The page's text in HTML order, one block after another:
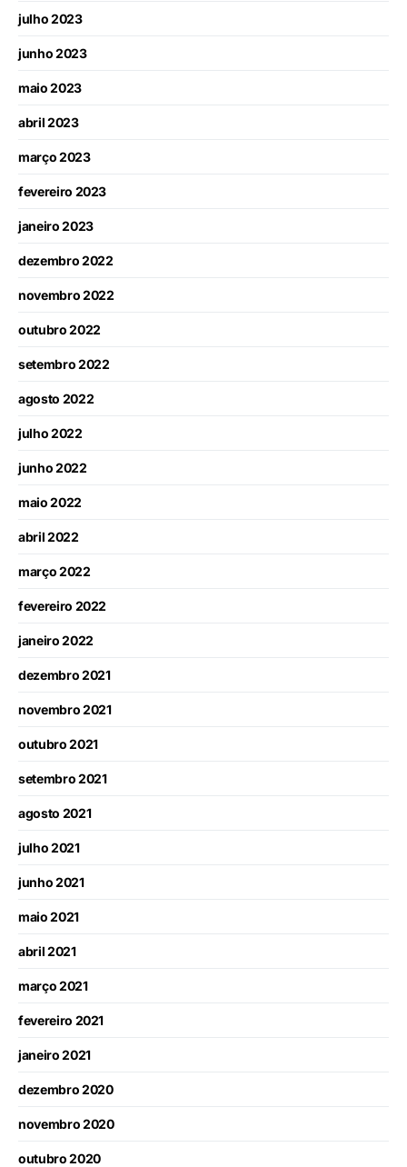
julho 2023
junho 2023
maio 2023
abril 2023
março 2023
fevereiro 2023
janeiro 2023
dezembro 2022
novembro 2022
outubro 2022
setembro 2022
agosto 2022
julho 2022
junho 2022
maio 2022
abril 2022
março 2022
fevereiro 2022
janeiro 2022
dezembro 2021
novembro 2021
outubro 2021
setembro 2021
agosto 2021
julho 2021
junho 2021
maio 2021
abril 2021
março 2021
fevereiro 2021
janeiro 2021
dezembro 2020
novembro 2020
outubro 2020